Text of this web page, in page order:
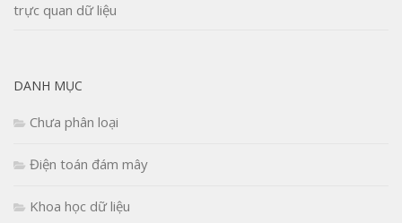
trực quan dữ liệu
DANH MỤC
Chưa phân loại
Điện toán đám mây
Khoa học dữ liệu